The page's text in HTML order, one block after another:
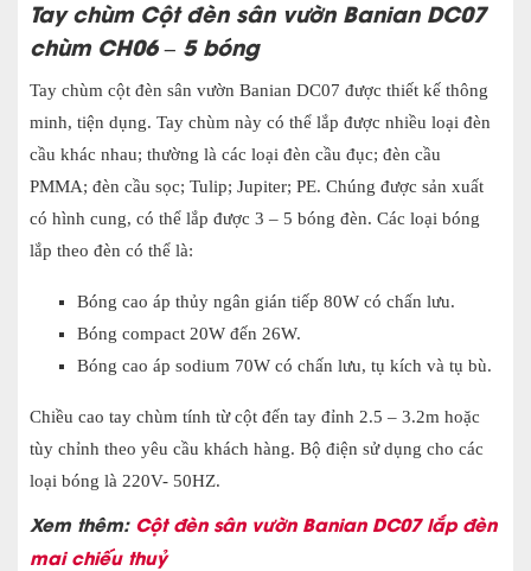
Tay chùm Cột đèn sân vườn Banian DC07
chùm CH06 – 5 bóng
Tay chùm cột đèn sân vườn Banian DC07 được thiết kế thông
minh, tiện dụng. Tay chùm này có thể lắp được nhiều loại đèn
cầu khác nhau; thường là các loại đèn cầu đục; đèn cầu
PMMA; đèn cầu sọc; Tulip; Jupiter; PE. Chúng được sản xuất
có hình cung, có thể lắp được 3 – 5 bóng đèn. Các loại bóng
lắp theo đèn có thể là:
Bóng cao áp thủy ngân gián tiếp 80W có chấn lưu.
Bóng compact 20W đến 26W.
Bóng cao áp sodium 70W có chấn lưu, tụ kích và tụ bù.
Chiều cao tay chùm tính từ cột đến tay đỉnh 2.5 – 3.2m hoặc
tùy chỉnh theo yêu cầu khách hàng. Bộ điện sử dụng cho các
loại bóng là 220V- 50HZ.
Xem thêm: Cột đèn sân vườn Banian DC07 lắp đèn
mai chiếu thuỷ